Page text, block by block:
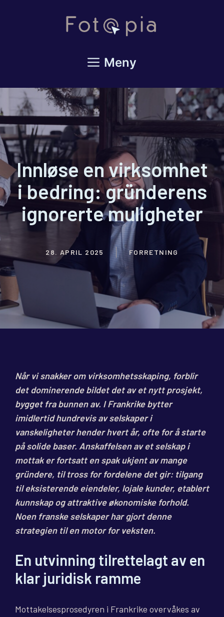
Meny
Innløse en virksomhet
i bedring: gründerens
ignorerte muligheter
28. APRIL 2025 FORRETNING
Når vi snakker om virksomhetsskaping, forblir
det dominerende bildet det av et nytt prosjekt,
bygget fra bunnen av. I Frankrike bytter
imidlertid hundrevis av selskaper i
vanskeligheter hender hvert år, ofte for å starte
på solide baser. Anskaffelsen av et selskap i
mottak er fortsatt en spak ukjent av mange
gründere, til tross for fordelene det gir: tilgang
til eksisterende eiendeler, lojale kunder, etablert
kunnskap og attraktive økonomiske forhold.
Noen franske selskaper har gjort denne
strategien til en motor for veksten.
En utvinning tilrettelagt av en
klar juridisk ramme
Mottakelsesprosedyren i Frankrike overvåkes av